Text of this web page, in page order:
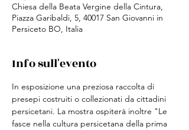
Chiesa della Beata Vergine della Cintura,
Piazza Garibaldi, 5, 40017 San Giovanni in
Persiceto BO, Italia
Info sull'evento
In esposizione una preziosa raccolta di
presepi costruiti o collezionati da cittadini
persicetani. La mostra ospiterà inoltre "Le
fasce nella cultura persicetana della prima